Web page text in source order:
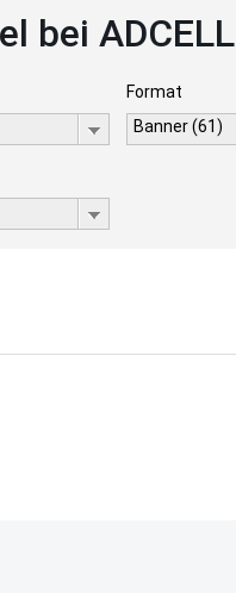
bei ADCELL
Format
Banner (61)